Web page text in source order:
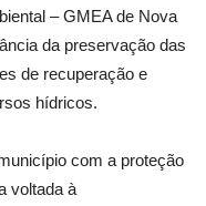
– GMEA de Nova
da preservação das
de recuperação e
hídricos.
com a proteção
voltada à